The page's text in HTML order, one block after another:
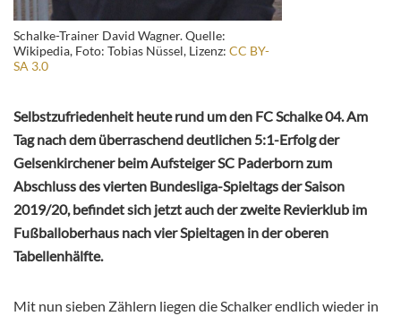
Schalke-Trainer David Wagner. Quelle:
Wikipedia, Foto: Tobias Nüssel, Lizenz: CC BY-
SA 3.0
Selbstzufriedenheit heute rund um den FC Schalke 04. Am
Tag nach dem überraschend deutlichen 5:1-Erfolg der
Gelsenkirchener beim Aufsteiger SC Paderborn zum
Abschluss des vierten Bundesliga-Spieltags der Saison
2019/20, befindet sich jetzt auch der zweite Revierklub im
Fußballoberhaus nach vier Spieltagen in der oberen
Tabellenhälfte.
Mit nun sieben Zählern liegen die Schalker endlich wieder in